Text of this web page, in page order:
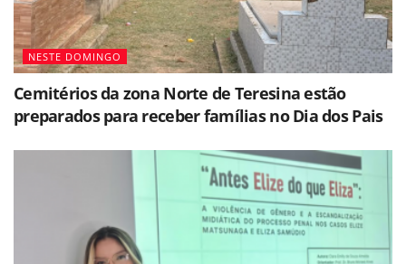
NESTE DOMINGO
Cemitérios da zona Norte de Teresina estão
preparados para receber famílias no Dia dos Pais